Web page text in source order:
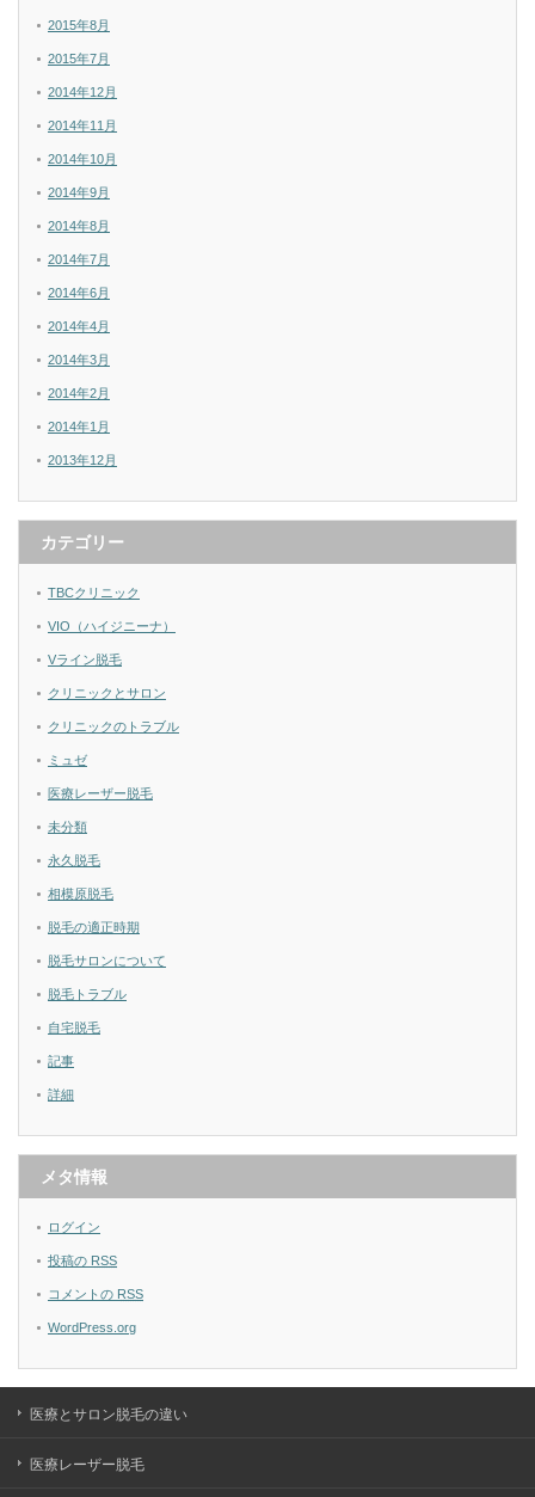
2015年8月
2015年7月
2014年12月
2014年11月
2014年10月
2014年9月
2014年8月
2014年7月
2014年6月
2014年4月
2014年3月
2014年2月
2014年1月
2013年12月
カテゴリー
TBCクリニック
VIO（ハイジニーナ）
Vライン脱毛
クリニックとサロン
クリニックのトラブル
ミュゼ
医療レーザー脱毛
未分類
永久脱毛
相模原脱毛
脱毛の適正時期
脱毛サロンについて
脱毛トラブル
自宅脱毛
記事
詳細
メタ情報
ログイン
投稿の RSS
コメントの RSS
WordPress.org
医療とサロン脱毛の違い
医療レーザー脱毛